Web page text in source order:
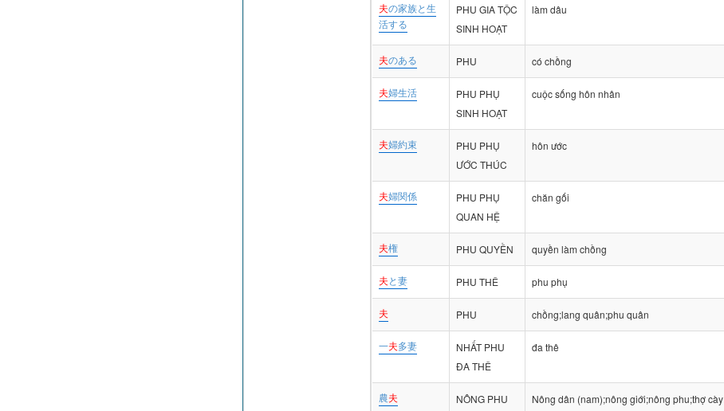
夫の家族と生
活する
PHU GIA TỘC
SINH HOẠT
làm dâu
夫のある PHU có chồng
夫婦生活
PHU PHỤ
SINH HOẠT
cuộc sống hôn nhân
夫婦約束
PHU PHỤ
ƯỚC THÚC
hôn ước
夫婦関係
PHU PHỤ
QUAN HỆ
chăn gối
夫権 PHU QUYỀN quyền làm chồng
夫と妻 PHU THÊ phu phụ
夫 PHU chồng;lang quân;phu quân
一夫多妻
NHẤT PHU
ĐA THÊ
đa thê
農夫 NÔNG PHU Nông dân (nam);nông giới;nông phu;thợ cày